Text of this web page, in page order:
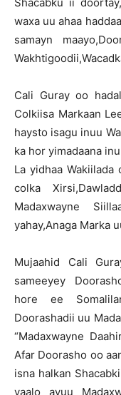
waxa uu ahaa
samayn
Cali Guray oo
Colkiisa Markaan
haysto isagu inuu
ka hor yimadaana
La yidhaa
colka
Madaxwayne
yahay,Anaga Marka
Mujaahid Cali
sameeyey
hore ee
Doorashadii uu
“Madaxwayne
Afar Doorasho oo
isna halkan
yaalo ayuu